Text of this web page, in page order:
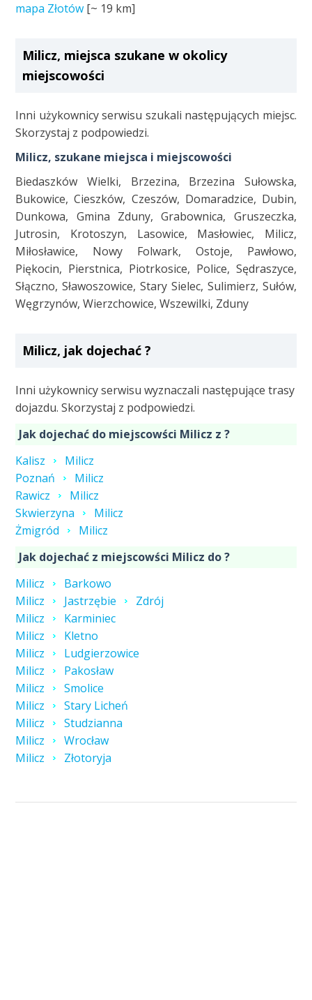
mapa Złotów [~ 19 km]
Milicz, miejsca szukane w okolicy
miejscowości
Inni użykownicy serwisu szukali następujących miejsc.
Skorzystaj z podpowiedzi.
Milicz, szukane miejsca i miejscowości
Biedaszków Wielki, Brzezina, Brzezina Sułowska,
Bukowice, Cieszków, Czeszów, Domaradzice, Dubin,
Dunkowa, Gmina Zduny, Grabownica, Gruszeczka,
Jutrosin, Krotoszyn, Lasowice, Masłowiec, Milicz,
Miłosławice, Nowy Folwark, Ostoje, Pawłowo,
Piękocin, Pierstnica, Piotrkosice, Police, Sędraszyce,
Słączno, Sławoszowice, Stary Sielec, Sulimierz, Sułów,
Węgrzynów, Wierzchowice, Wszewilki, Zduny
Milicz, jak dojechać ?
Inni użykownicy serwisu wyznaczali następujące trasy
dojazdu. Skorzystaj z podpowiedzi.
Jak dojechać do miejscowści Milicz z ?
Kalisz
Milicz
Poznań
Milicz
Rawicz
Milicz
Skwierzyna
Milicz
Żmigród
Milicz
Jak dojechać z miejscowści Milicz do ?
Milicz
Barkowo
Milicz
Jastrzębie
Zdrój
Milicz
Karminiec
Milicz
Kletno
Milicz
Ludgierzowice
Milicz
Pakosław
Milicz
Smolice
Milicz
Stary Licheń
Milicz
Studzianna
Milicz
Wrocław
Milicz
Złotoryja